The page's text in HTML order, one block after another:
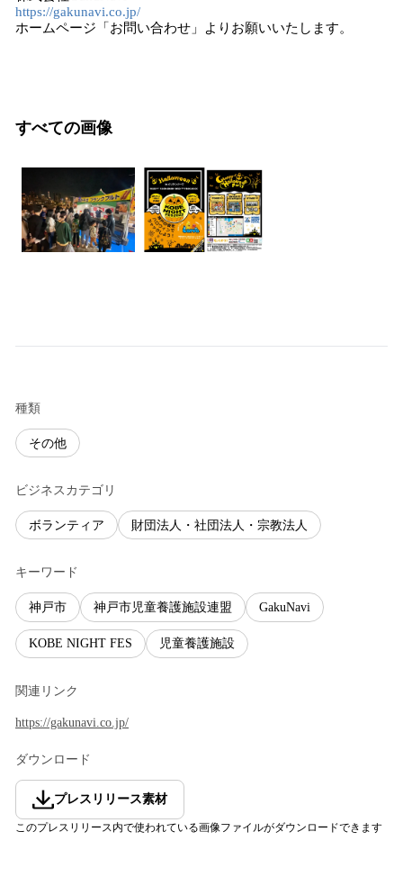
https://gakunavi.co.jp/
ホームページ「お問い合わせ」よりお願いいたします。
すべての画像
種類
その他
ビジネスカテゴリ
ボランティア 財団法人・社団法人・宗教法人
キーワード
神戸市 神戸市児童養護施設連盟 GakuNavi
KOBE NIGHT FES 児童養護施設
関連リンク
https://gakunavi.co.jp/
ダウンロード
プレスリリース素材
このプレスリリース内で使われている画像ファイルがダウンロードできます